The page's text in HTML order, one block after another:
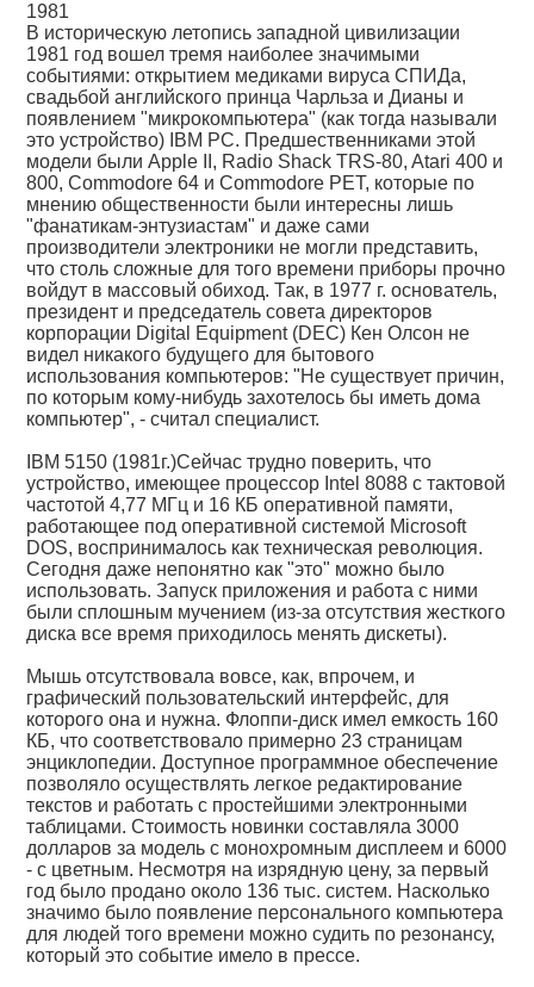
1981
В историческую летопись западной цивилизации
1981 год вошел тремя наиболее значимыми
событиями: открытием медиками вируса СПИДа,
свадьбой английского принца Чарльза и Дианы и
появлением "микрокомпьютера" (как тогда называли
это устройство) IBM PC. Предшественниками этой
модели были Apple II, Radio Shack TRS-80, Atari 400 и
800, Commodore 64 и Commodore PET, которые по
мнению общественности были интересны лишь
"фанатикам-энтузиастам" и даже сами
производители электроники не могли представить,
что столь сложные для того времени приборы прочно
войдут в массовый обиход. Так, в 1977 г. основатель,
президент и председатель совета директоров
корпорации Digital Equipment (DEC) Кен Олсон не
видел никакого будущего для бытового
использования компьютеров: "Не существует причин,
по которым кому-нибудь захотелось бы иметь дома
компьютер", - считал специалист.
IBM 5150 (1981г.)Сейчас трудно поверить, что
устройство, имеющее процессор Intel 8088 с тактовой
частотой 4,77 МГц и 16 КБ оперативной памяти,
работающее под оперативной системой Microsoft
DOS, воспринималось как техническая революция.
Сегодня даже непонятно как "это" можно было
использовать. Запуск приложения и работа с ними
были сплошным мучением (из-за отсутствия жесткого
диска все время приходилось менять дискеты).
Мышь отсутствовала вовсе, как, впрочем, и
графический пользовательский интерфейс, для
которого она и нужна. Флоппи-диск имел емкость 160
КБ, что соответствовало примерно 23 страницам
энциклопедии. Доступное программное обеспечение
позволяло осуществлять легкое редактирование
текстов и работать с простейшими электронными
таблицами. Стоимость новинки составляла 3000
долларов за модель с монохромным дисплеем и 6000
- с цветным. Несмотря на изрядную цену, за первый
год было продано около 136 тыс. систем. Насколько
значимо было появление персонального компьютера
для людей того времени можно судить по резонансу,
который это событие имело в прессе.